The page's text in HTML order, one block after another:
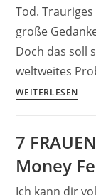
Tod.
große
Doch das soll
weltweites
WEITERLESEN
das
7
Money
Ich kann dir